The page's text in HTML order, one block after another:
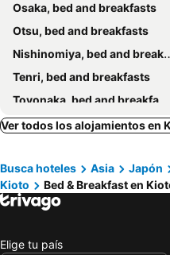
Osaka, bed and breakfasts
Otsu, bed and breakfasts
Nishinomiya, bed and breakfasts
Tenri, bed and breakfasts
Toyonaka, bed and breakfasts
Kameoka, bed and
Kadoma, bed and breakfasts
Nagaokakyo, bed and breakfasts
Omihachiman, bed and breakfasts
Shijonawate, bed and breakfasts
Ver todos los alojamientos en
Busca hoteles Asia Japón
Kioto
Bed & Breakfast en
Elige tu país